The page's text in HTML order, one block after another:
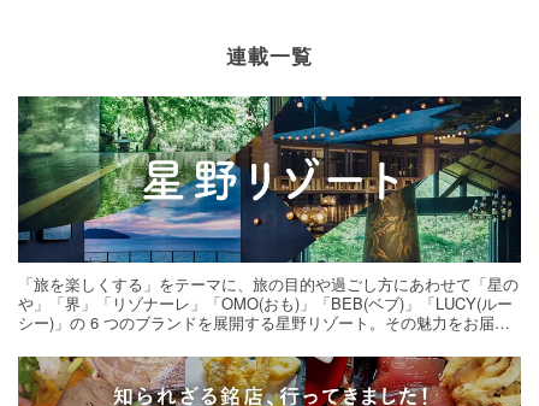
連載一覧
「旅を楽しくする」をテーマに、旅の目的や過ごし方にあわせて「星の
や」「界」「リゾナーレ」「OMO(おも)」「BEB(ベブ)」「LUCY(ルー
シー)」の 6 つのブランドを展開する星野リゾート。その魅力をお届け